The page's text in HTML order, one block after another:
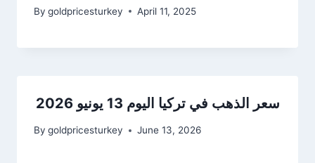
By goldpricesturkey April 11, 2025
سعر الذهب في تركيا اليوم 13 يونيو 2026
By goldpricesturkey June 13, 2026